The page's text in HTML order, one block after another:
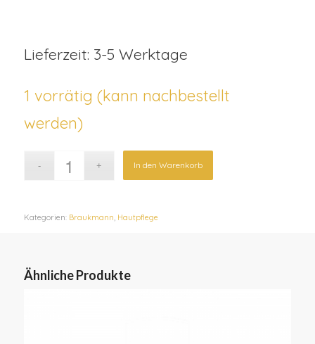
Lieferzeit: 3-5 Werktage
1 vorrätig (kann nachbestellt
werden)
In den Warenkorb
Kategorien: Braukmann, Hautpflege
Ähnliche Produkte